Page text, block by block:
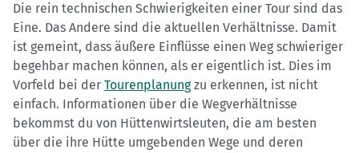
Die rein technischen Schwierigkeiten einer Tour sind das
Eine. Das Andere sind die aktuellen Verhältnisse. Damit
ist gemeint, dass äußere Einflüsse einen Weg schwieriger
begehbar machen können, als er eigentlich ist. Dies im
Vorfeld bei der Tourenplanungzu erkennen, ist nicht
einfach. Informationen über die Wegverhältnisse
bekommst du von Hüttenwirtsleuten, die am besten
über die ihre Hütte umgebenden Wege und deren